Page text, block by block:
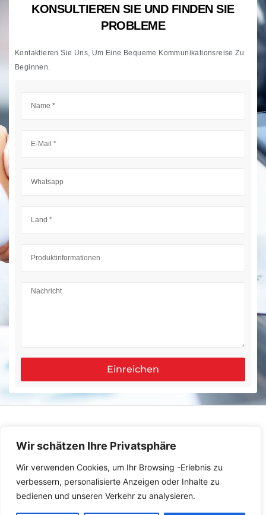
Wir schätzen Ihre Privatsphäre
Wir verwenden Cookies, um Ihr Browsing -Erlebnis zu
verbessern, personalisierte Anzeigen oder Inhalte zu
bedienen und unseren Verkehr zu analysieren.
KONSULTIEREN SIE UND FINDEN SIE
PROBLEME
Kontaktieren Sie Uns, Um Eine Bequeme Kommunikationsreise Zu
Beginnen.
Einreichen